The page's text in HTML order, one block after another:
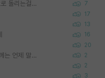
왜 후배가 못하는걸 교수님은 내 책임으로 돌리는걸까요? 7
17
13
16
20
타대학원 컨텍 준비중인데, 지도교수님께는 언제 말씀드려야 할까요? 2
2
3